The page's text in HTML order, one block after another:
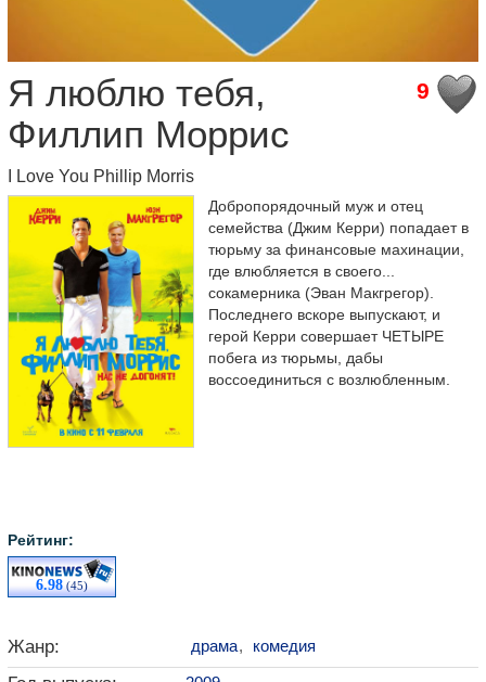
9
Я люблю тебя,
Филлип Моррис
I Love You Phillip Morris
Рейтинг:
6.98 (45)
Добропорядочный муж и отец
семейства (Джим Керри) попадает в
тюрьму за финансовые махинации,
где влюбляется в своего...
сокамерника (Эван Макгрегор).
Последнего вскоре выпускают, и
герой Керри совершает ЧЕТЫРЕ
побега из тюрьмы, дабы
воссоединиться с возлюбленным.
Жанр: драма, комедия